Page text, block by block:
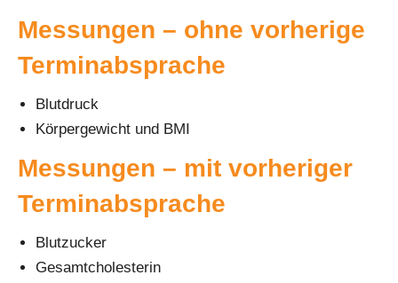
Messungen – ohne vorherige
Terminabsprache
Blutdruck
Körpergewicht und BMI
Messungen – mit vorheriger
Terminabsprache
Blutzucker
Gesamtcholesterin